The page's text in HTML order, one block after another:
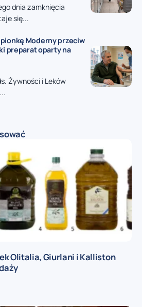
dnia zamknięcia
się...
Moderny przeciw
preparat oparty na
Żywności i Leków
Olitalia, Giurlani i Kalliston